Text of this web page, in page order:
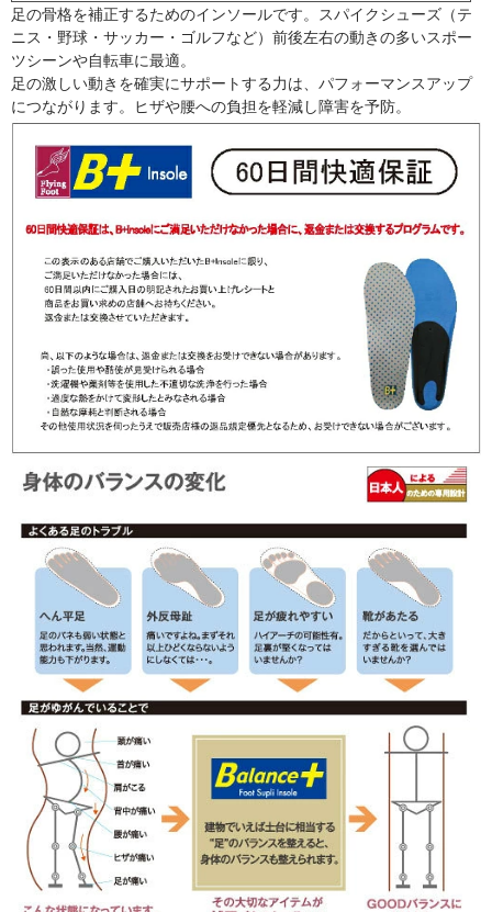
足の骨格を補正するためのインソールです。スパイクシューズ（テ
ニス・野球・サッカー・ゴルフなど）前後左右の動きの多いスポー
ツシーンや自転車に最適。
足の激しい動きを確実にサポートする力は、パフォーマンスアップ
につながります。ヒザや腰への負担を軽減し障害を予防。